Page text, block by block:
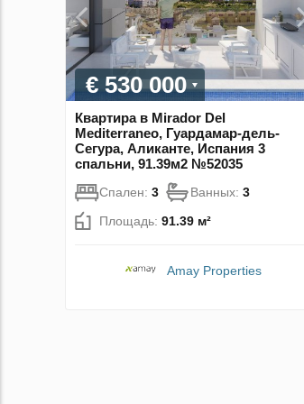
€ 530 000
Квартира в Mirador Del
Mediterraneo, Гуардамар-дель-
Сегура, Аликанте, Испания 3
спальни, 91.39м2 №52035
Спален: 3 Ванных: 3
Площадь: 91.39 м²
Amay Properties